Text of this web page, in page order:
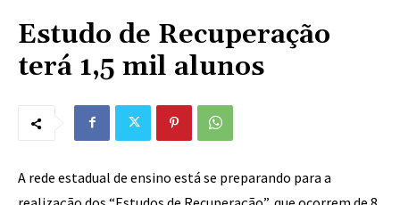
Estudo de Recuperação
terá 1,5 mil alunos
A rede estadual de ensino está se preparando para a